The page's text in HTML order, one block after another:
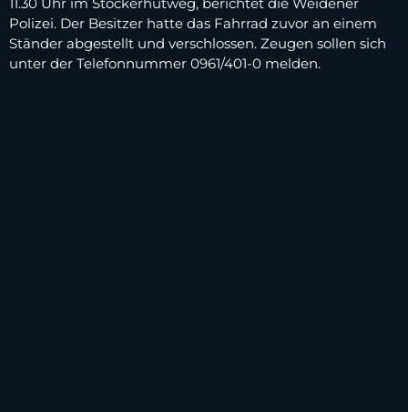
Polizei. Der Besitzer hatte das Fahrrad zuvor an einem
Ständer abgestellt und verschlossen. Zeugen sollen sich
unter der Telefonnummer 0961/401-0 melden.